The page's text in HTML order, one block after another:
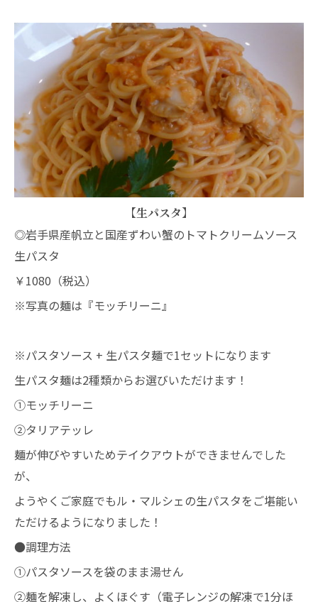
【生パスタ】
◎岩手県産帆立と国産ずわい蟹のトマトクリームソース
生パスタ
￥1080（税込）
※写真の麺は『モッチリーニ』
※パスタソース + 生パスタ麺で1セットになります
生パスタ麺は2種類からお選びいただけます！
①モッチリーニ
②タリアテッレ
麺が伸びやすいためテイクアウトができませんでした
が、
ようやくご家庭でもル・マルシェの生パスタをご堪能い
ただけるようになりました！
●調理方法
①パスタソースを袋のまま湯せん
②麺を解凍し、よくほぐす（電子レンジの解凍で1分ほ